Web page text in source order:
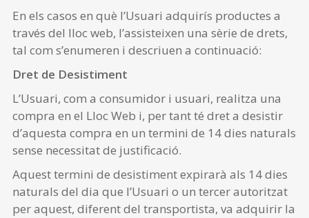
En els casos en què l’Usuari adquirís productes a
través del lloc web, l’assisteixen una sèrie de drets,
tal com s’enumeren i descriuen a continuació:
Dret de Desistiment
L’Usuari, com a consumidor i usuari, realitza una
compra en el Lloc Web i, per tant té dret a desistir
d’aquesta compra en un termini de 14 dies naturals
sense necessitat de justificació.
Aquest termini de desistiment expirarà als 14 dies
naturals del dia que l’Usuari o un tercer autoritzat
per aquest, diferent del transportista, va adquirir la